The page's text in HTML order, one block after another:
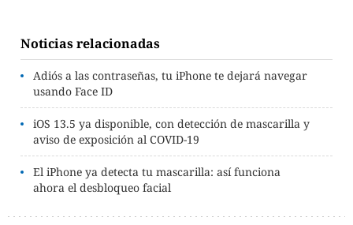
Noticias relacionadas
Adiós a las contraseñas, tu iPhone te dejará navegar
usando Face ID
iOS 13.5 ya disponible, con detección de mascarilla y
aviso de exposición al COVID-19
El iPhone ya detecta tu mascarilla: así funciona
ahora el desbloqueo facial